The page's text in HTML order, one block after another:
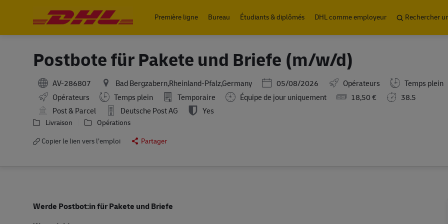
Première ligne
Bureau Étudiants & diplômés DHL comme employeur Rechercher
Postbote für Pakete und Briefe (m/w/d)
AV-286807 Bad Bergzabern,Rheinland-Pfalz,Germany Posted Date
05/08/2026 Opérateurs
Temps plein
Opérateurs
Working Hours
Temps plein Temporaire Équipe de jour uniquement 18,50 €
38.5
Post & Parcel
Deutsche Post AG Yes
Livraison
Opérations
Copier le lien vers l’emploi
Partager
Werde Postbot:in für Pakete und Briefe